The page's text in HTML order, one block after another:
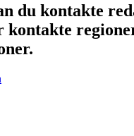
du kontakte
kontakte